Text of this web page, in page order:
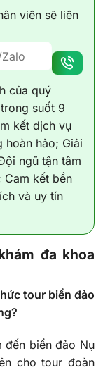
viên sẽ liên
của quý
suốt 9
kết dịch vụ
hoàn hảo; Giải
ngũ tận tâm
Cam kết bền
và uy tín
đa khoa
tour biển đảo
đến biển đảo Nụ
cho tour đoàn